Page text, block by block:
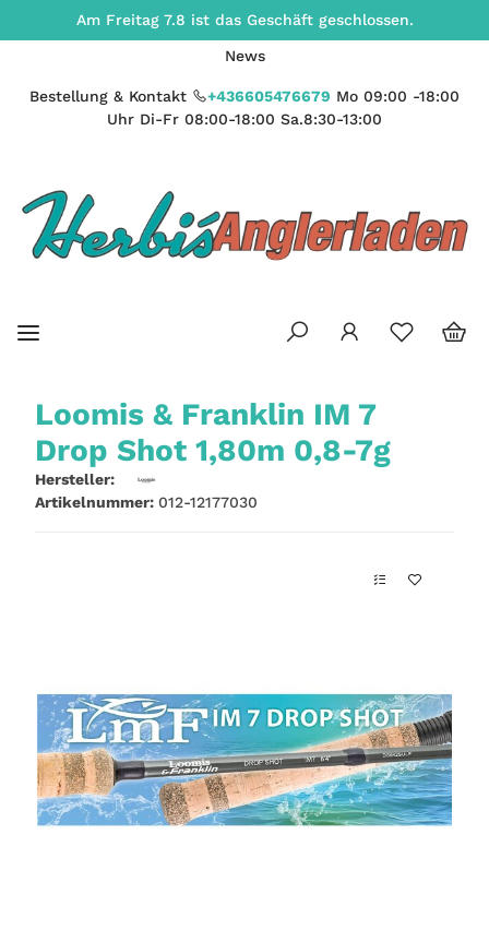
Am Freitag 7.8 ist das Geschäft geschlossen.
News
Bestellung & Kontakt +436605476679 Mo 09:00 -18:00
Uhr Di-Fr 08:00-18:00 Sa.8:30-13:00
Loomis & Franklin IM 7
Drop Shot 1,80m 0,8-7g
Hersteller:
Artikelnummer: 012-12177030